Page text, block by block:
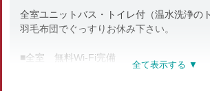
全室ユニットバス・トイレ付（温水洗浄の
羽毛布団でぐっすりお休み下さい。
■全室 無料Wi-Fi完備
■ユニットバス・温水洗浄トイレ付